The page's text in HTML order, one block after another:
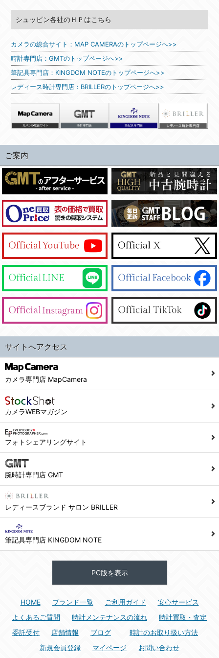
シュッピン各社のＨＰはこちら
カメラの総合サイト：MAP CAMERAのトップページへ>>
時計専門店：GMTのトップページへ>>
筆記具専門店：KINGDOM NOTEのトップページへ>>
レディース時計専門店：BRILLERのトップページへ>>
ご案内
サイトへアクセス
カメラ専門店 MapCamera
カメラWEBマガジン
フォトシェアリングサイト
腕時計専門店 GMT
レディースブランド サロン BRILLER
筆記具専門店 KINGDOM NOTE
PC版を表示
HOME ブランド一覧 ご利用ガイド
安心サービス
よくあるご質問
時計メンテナンスの流れ
時計買取・査定
委託受付
店舗情報 ブログ
時計のお取り扱い方法
新規会員登録
マイページ お問い合わせ